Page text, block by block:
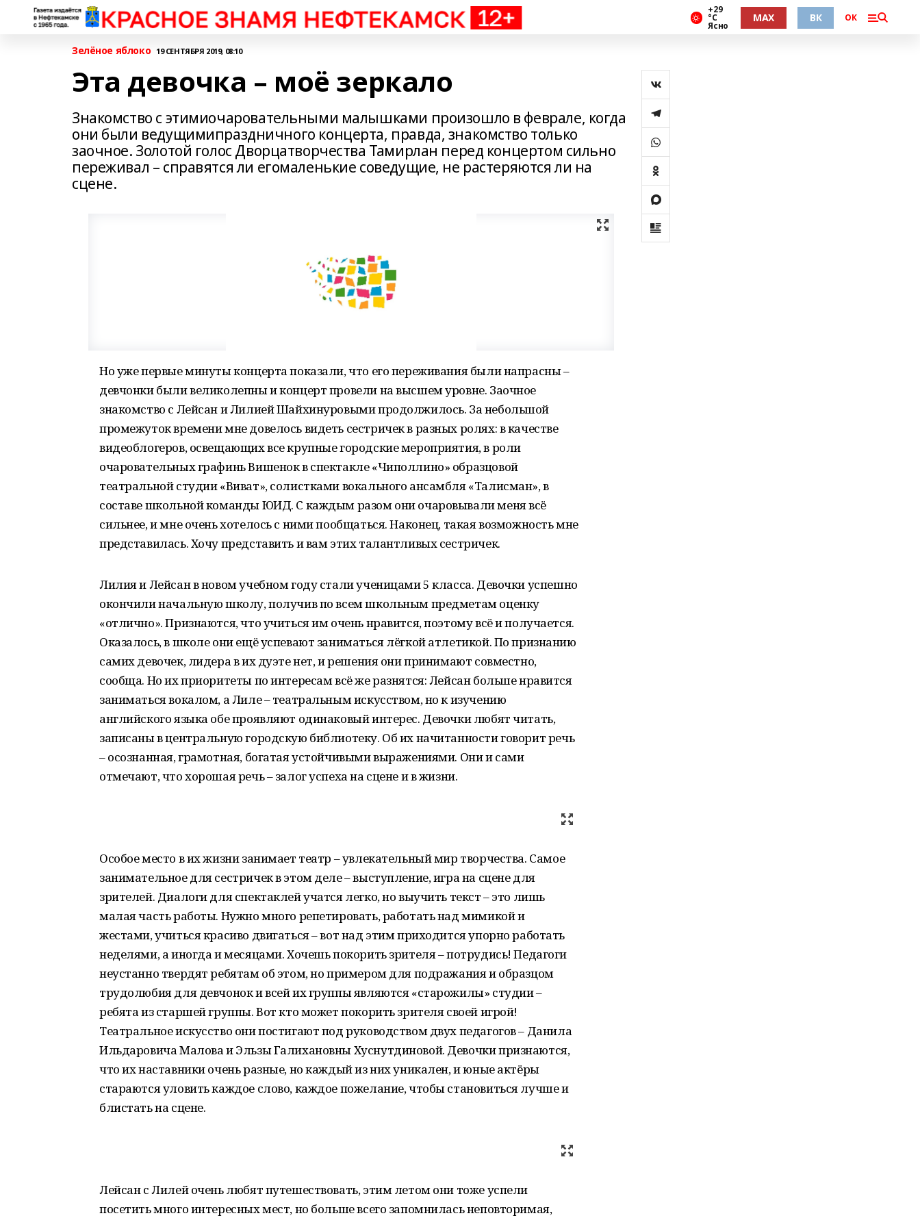
+29
°С
Ясно
MAX ВК ОК
Зелёное яблоко 19 СЕНТЯБРЯ 2019, 08:10
Эта девочка – моё зеркало
Знакомство с этимиочаровательными малышками произошло в феврале, когда
они были ведущимипраздничного концерта, правда, знакомство только
заочное. Золотой голос Дворцатворчества Тамирлан перед концертом сильно
переживал – справятся ли егомаленькие соведущие, не растеряются ли на
сцене.
Но уже первые минуты концерта показали, что его переживания были напрасны –
девчонки были великолепны и концерт провели на высшем уровне. Заочное
знакомство с Лейсан и Лилией Шайхинуровыми продолжилось. За небольшой
промежуток времени мне довелось видеть сестричек в разных ролях: в качестве
видеоблогеров, освещающих все крупные городские мероприятия, в роли
очаровательных графинь Вишенок в спектакле «Чиполлино» образцовой
театральной студии «Виват», солистками вокального ансамбля «Талисман», в
составе школьной команды ЮИД. С каждым разом они очаровывали меня всё
сильнее, и мне очень хотелось с ними пообщаться. Наконец, такая возможность мне
представилась. Хочу представить и вам этих талантливых сестричек.
Лилия и Лейсан в новом учебном году стали ученицами 5 класса. Девочки успешно
окончили начальную школу, получив по всем школьным предметам оценку
«отлично». Признаются, что учиться им очень нравится, поэтому всё и получается.
Оказалось, в школе они ещё успевают заниматься лёгкой атлетикой. По признанию
самих девочек, лидера в их дуэте нет, и решения они принимают совместно,
сообща. Но их приоритеты по интересам всё же разнятся: Лейсан больше нравится
заниматься вокалом, а Лиле – театральным искусством, но к изучению
английского языка обе проявляют одинаковый интерес. Девочки любят читать,
записаны в центральную городскую библиотеку. Об их начитанности говорит речь
– осознанная, грамотная, богатая устойчивыми выражениями. Они и сами
отмечают, что хорошая речь – залог успеха на сцене и в жизни.
Особое место в их жизни занимает театр – увлекательный мир творчества. Самое
занимательное для сестричек в этом деле – выступление, игра на сцене для
зрителей. Диалоги для спектаклей учатся легко, но выучить текст – это лишь
малая часть работы. Нужно много репетировать, работать над мимикой и
жестами, учиться красиво двигаться – вот над этим приходится упорно работать
неделями, а иногда и месяцами. Хочешь покорить зрителя – потрудись! Педагоги
неустанно твердят ребятам об этом, но примером для подражания и образцом
трудолюбия для девчонок и всей их группы являются «старожилы» студии –
ребята из старшей группы. Вот кто может покорить зрителя своей игрой!
Театральное искусство они постигают под руководством двух педагогов – Данила
Ильдаровича Малова и Эльзы Галихановны Хуснутдиновой. Девочки признаются,
что их наставники очень разные, но каждый из них уникален, и юные актёры
стараются уловить каждое слово, каждое пожелание, чтобы становиться лучше и
блистать на сцене.
Лейсан с Лилей очень любят путешествовать, этим летом они тоже успели
посетить много интересных мест, но больше всего запомнилась неповторимая,